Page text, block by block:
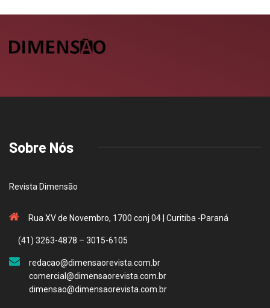
Sobre Nós
Revista Dimensão
Rua XV de Novembro, 1700 conj 04 | Curitiba -Paraná
(41) 3263-4878 – 3015-6105
redacao@dimensaorevista.com.br
comercial@dimensaorevista.com.br
dimensao@dimensaorevista.com.br